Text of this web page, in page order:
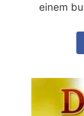
einem